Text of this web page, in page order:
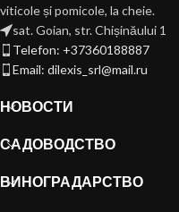
viticole și pomicole, la cheie.
sat. Goian, str. Chișinăului 1
Telefon: +37360188887
Email: dilexis_srl@mail.ru
НОВОСТИ
САДОВОДСТВО
ВИНОГРАДАРСТВО